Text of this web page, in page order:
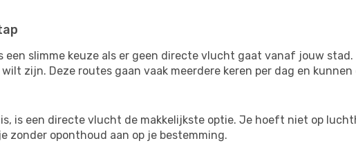
een slimme keuze als er geen directe vlucht gaat vanaf jouw
zijn. Deze routes gaan vaak meerdere keren per dag en
is een directe vlucht de makkelijkste optie. Je hoeft niet op
zonder oponthoud aan op je bestemming.